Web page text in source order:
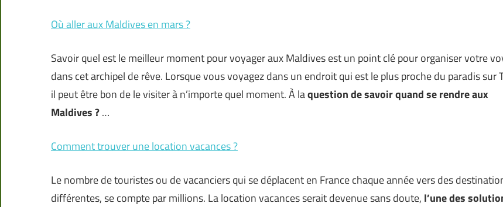
Où aller aux Maldives en mars ?
Savoir quel est le meilleur moment pour voyager aux Maldives est un point clé pour organiser votre
dans cet archipel de rêve. Lorsque vous voyagez dans un endroit qui est le plus proche du paradis sur
il peut être bon de le visiter à n’importe quel moment. À laquestion de savoir quand se rendre aux
Maldives ?…
Comment trouver une location vacances ?
Le nombre de touristes ou de vacanciers qui se déplacent en France chaque année vers des
différentes, se compte par millions. La location vacances serait devenue sans doute, l’une des